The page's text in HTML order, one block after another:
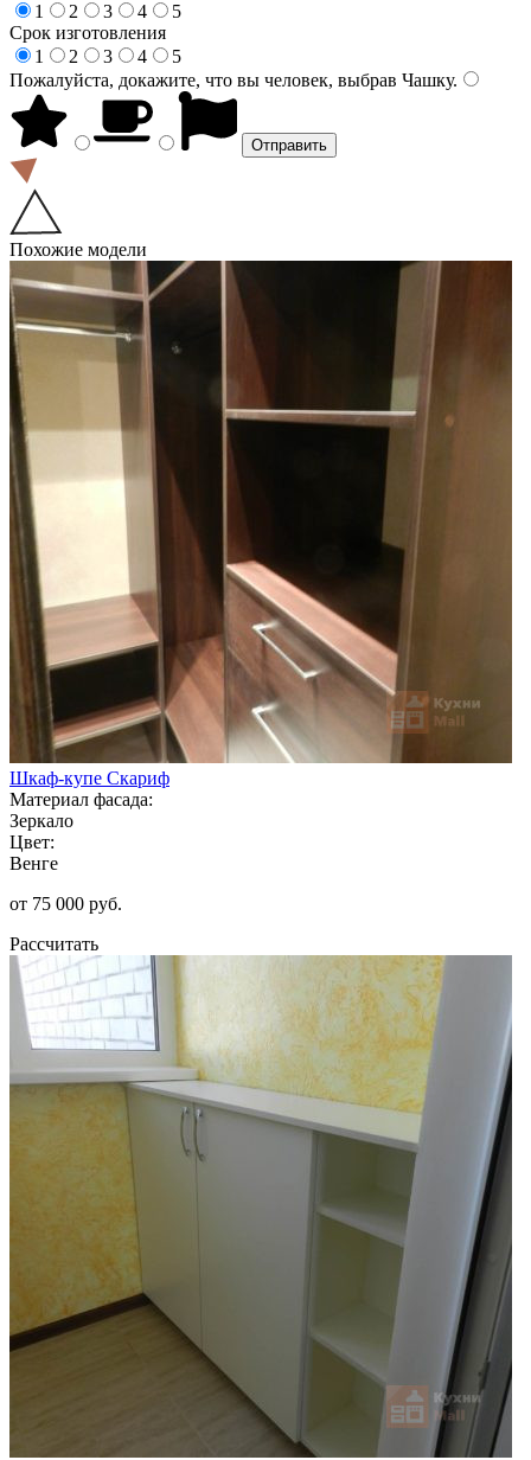
1 2 3 4
5
Срок изготовления
1
2 3 4
5
Пожалуйста, докажите, что вы человек, выбрав Чашку.
Похожие модели
Шкаф-купе Скариф
Материал фасада:
Зеркало
Цвет:
Венге
от 75 000 руб.
Рассчитать